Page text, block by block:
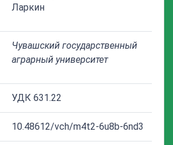
Ларкин
Чувашский государственный
аграрный университет
УДК 631.22
10.48612/vch/m4t2-6u8b-6nd3